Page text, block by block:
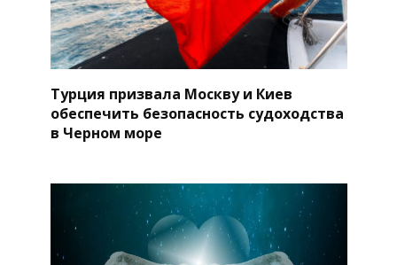
Турция призвала Москву и Киев
обеспечить безопасность судоходства
в Черном море